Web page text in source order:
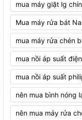
mua máy giặt lg
Mua máy rửa bát
mua máy rửa chén
mua nồi áp suất
mua nồi áp suất
nên mua bình nóng
nên mua máy rửa